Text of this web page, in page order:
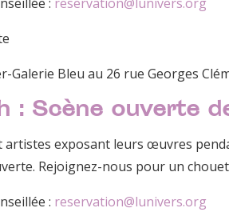
Galerie Bleu au 26 rue Georges
: Scène ouverte
artistes exposant leurs œuvres
Rejoignez-nous pour un
: reservation@lunivers.org